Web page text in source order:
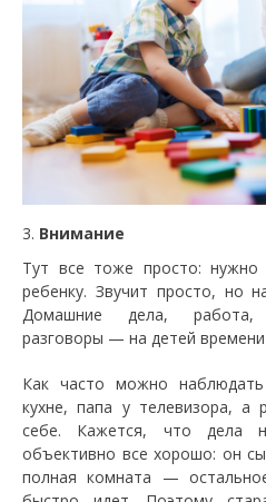
Внимание
Тут все тоже просто: нужно
ребенку. Звучит просто, но
Домашние дела, работа,
разговоры — на детей времени
Как часто можно
кухне, папа у телевизора, а
себе. Кажется, что дела
объективно все хорошо: он
полная комната —